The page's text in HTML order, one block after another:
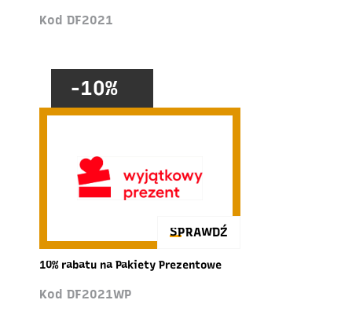
Kod DF2021
-10%
SPRAWDŹ
10% rabatu na Pakiety Prezentowe
Kod DF2021WP